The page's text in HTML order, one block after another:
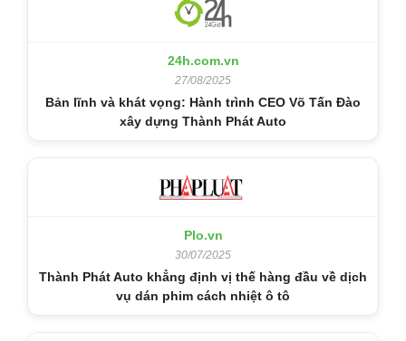
24h.com.vn
27/08/2025
Bản lĩnh và khát vọng: Hành trình CEO Võ Tấn Đào
xây dựng Thành Phát Auto
Plo.vn
30/07/2025
Thành Phát Auto khẳng định vị thế hàng đầu về dịch
vụ dán phim cách nhiệt ô tô